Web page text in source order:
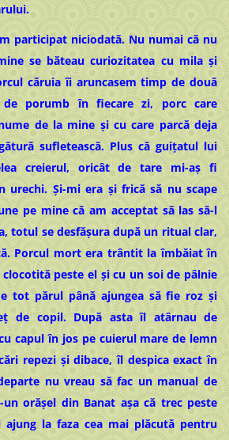
participat niciodată. Nu numai că nu
se băteau curiozitatea cu mila și
căruia îi aruncasem timp de două
de porumb în fiecare zi, porc care
de la mine și cu care parcă deja
sufletească. Plus că guițatul lui
creierul, oricât de tare mi-aș fi
urechi. Și-mi era și frică să nu scape
pe mine că am acceptat să las să-l
totul se desfășura după un ritual clar,
Porcul mort era trântit la îmbăiat în
peste el și cu un soi de pâlnie
tot părul până ajungea să fie roz și
de copil. După asta îl atârnau de
capul în jos pe cuierul mare de lemn
repezi și dibace, îl despica exact în
nu vreau să fac un manual de
orășel din Banat așa că trec peste
ajung la faza cea mai plăcută pentru